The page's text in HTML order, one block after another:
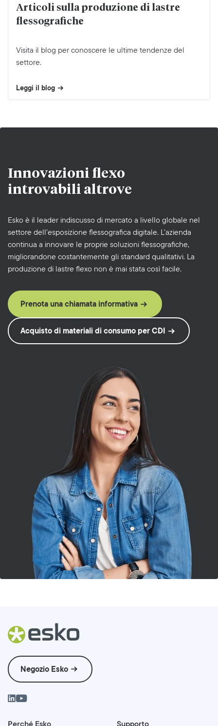
Articoli sulla produzione di lastre
flessografiche
Visita il blog per conoscere le ultime tendenze del
settore.
Leggi il blog
Innovazioni flexo
introvabili altrove
Esko è il leader indiscusso di mercato a livello globale nel
settore dell’esposizione flessografica digitale. L’azienda
continua a innovare le proprie soluzioni flessografiche,
migliorandone costantemente gli standard qualitativi. La
produzione di lastre flexo non è mai stata così facile.
Prenota una chiamata informativa
Acquisto di materiali di consumo per CDI
Negozio Esko